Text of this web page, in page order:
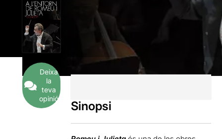
Deixa
la
teva
opinió
Sinopsi